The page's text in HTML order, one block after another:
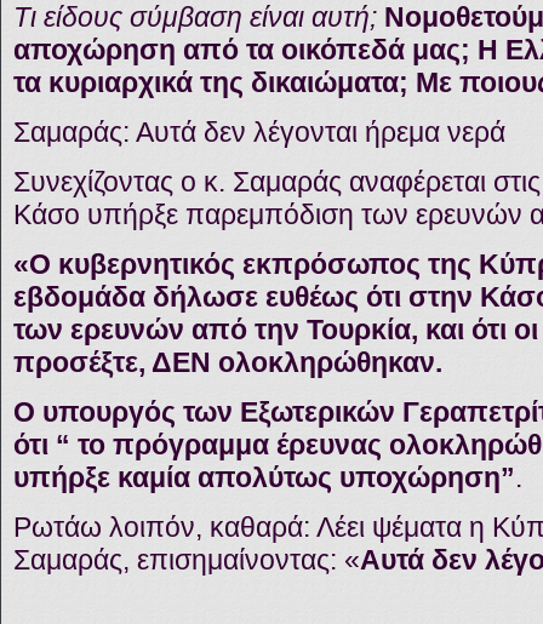
Τι είδους σύμβαση είναι αυτή;
αποχώρηση από τα οικόπεδά μας; Η
τα κυριαρχικά της δικαιώματα; Με
Σαμαράς: Αυτά δεν λέγονται ήρεμα νερά
Συνεχίζοντας ο κ. Σαμαράς αναφέρεται
Κάσο υπήρξε παρεμπόδιση των ερευνών
«Ο κυβερνητικός εκπρόσωπος της
εβδομάδα δήλωσε ευθέως ότι στην
των ερευνών από την Τουρκία, και ότι
προσέξτε, ΔΕΝ ολοκληρώθηκαν.
Ο υπουργός των Εξωτερικών
ότι “ το πρόγραμμα έρευνας
υπήρξε καμία απολύτως υποχώρηση”.
Ρωτάω λοιπόν, καθαρά: Λέει ψέματα η
Σαμαράς, επισημαίνοντας: «Αυτά δεν